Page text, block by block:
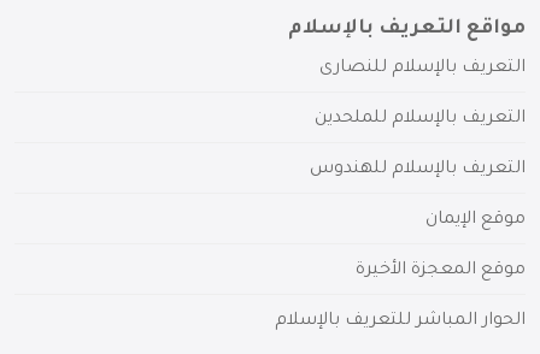
مواقع التعريف بالإسلام
التعريف بالإسلام للنصارى
التعريف بالإسلام للملحدين
التعريف بالإسلام للهندوس
موقع الإيمان
موقع المعجزة الأخيرة
الحوار المباشر للتعريف بالإسلام